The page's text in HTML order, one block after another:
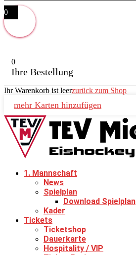
0
0
Ihre Bestellung
Ihr Warenkorb ist leerzurück zum Shop
mehr Karten hinzufügen
1. Mannschaft
News
Spielplan
Download Spielplan
Kader
Tickets
Ticketshop
Dauerkarte
Hospitality / VIP